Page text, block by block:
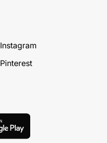
Instagram
Pinterest